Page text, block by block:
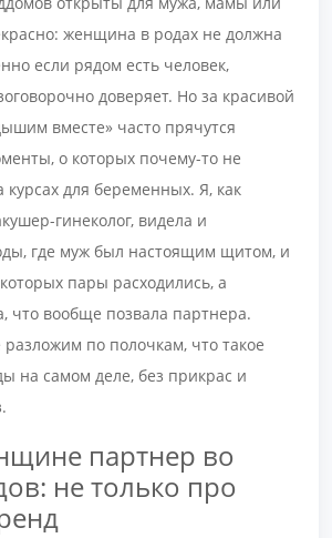
женщина в родах не должна
если рядом есть человек,
доверяет. Но за красивой
вместе» часто прячутся
о которых почему-то не
курсах для беременных. Я, как
гинеколог, видела и
где муж был настоящим щитом, и
пары расходились, а
что вообще позвала партнера.
разложим по полочкам, что такое
на самом деле, без прикрас и
партнер во
не только про